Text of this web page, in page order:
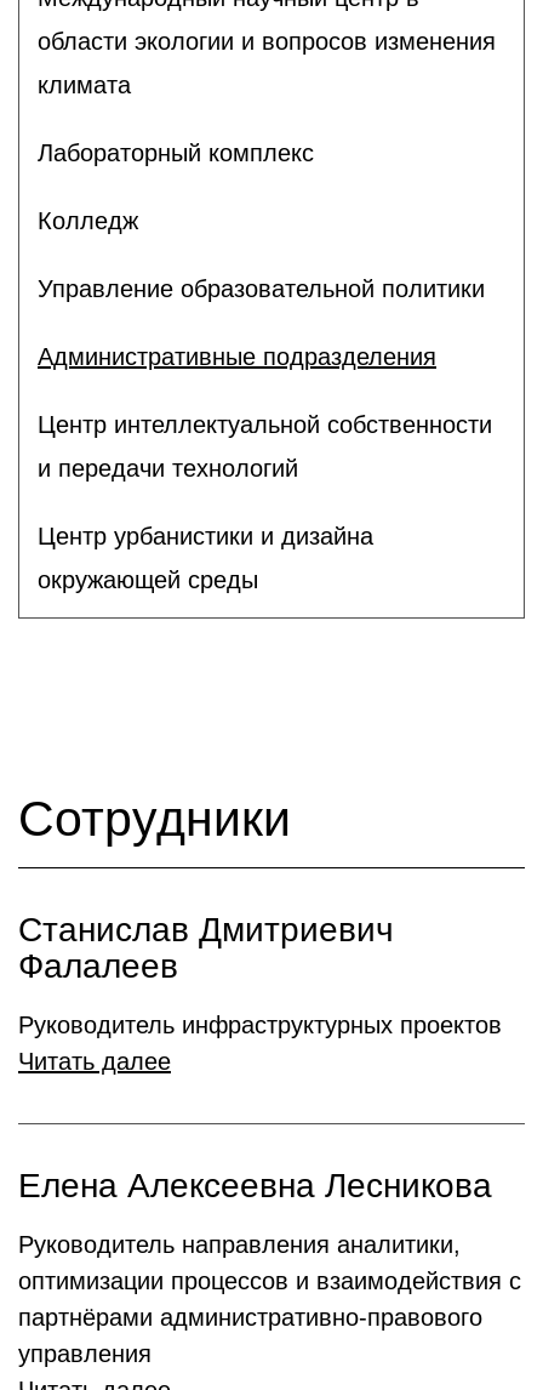
области экологии и вопросов изменения
климата
Лабораторный комплекс
Колледж
Управление образовательной политики
Административные подразделения
Центр интеллектуальной собственности
и передачи технологий
Центр урбанистики и дизайна
окружающей среды
Сотрудники
Станислав Дмитриевич
Фалалеев
Руководитель инфраструктурных проектов
Читать далее
Елена Алексеевна Лесникова
Руководитель направления аналитики,
оптимизации процессов и взаимодействия с
партнёрами административно-правового
управления